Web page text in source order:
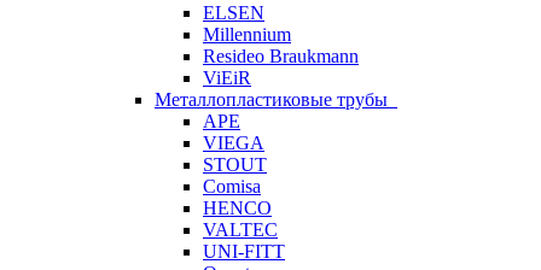
ELSEN
Millennium
Resideo Braukmann
ViEiR
Металлопластиковые трубы
APE
VIEGA
STOUT
Comisa
HENCO
VALTEC
UNI-FITT